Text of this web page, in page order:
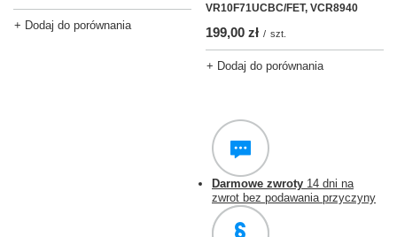
+ Dodaj do porównania
VR10F71UCBC/FET, VCR8940
199,00 zł / szt.
+ Dodaj do porównania
Darmowe zwroty 14 dni na
zwrot bez podawania przyczyny